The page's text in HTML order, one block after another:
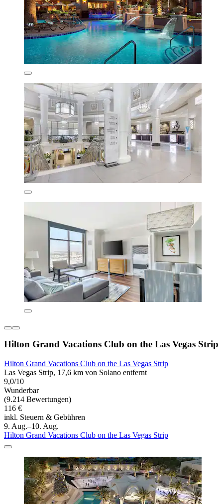
Hilton Grand Vacations Club on the Las Vegas Strip
Hilton Grand Vacations Club on the Las Vegas Strip
Las Vegas Strip, 17,6 km von Solano entfernt
9,0/10
Wunderbar
(9.214 Bewertungen)
116 €
inkl. Steuern & Gebühren
9. Aug.–10. Aug.
Hilton Grand Vacations Club on the Las Vegas Strip